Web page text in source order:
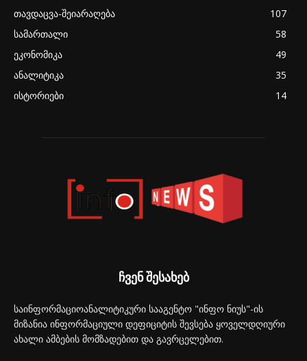
თავდაცვა-შეიარაღება
107
სამართალი
58
ეკონომიკა
49
ანალიტიკა
35
ისტორიები
14
ჩვენ შესახებ
საინფორმაციოანალიტიკური სააგენტო "ინფო ნიუს"-ის
მიზანია ინფორმაციული დეფიციტის შევსება ყოველდღიური
ახალი ამბების მომზადებით და გავრცელებით.